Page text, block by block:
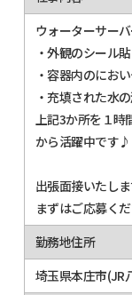
ウォーターサー
・外観のシール
・容器内のにお
・充填された水
上記3か所を１
から活躍中です♪
出張面接いたし
まずはご応募くだ
勤務地住所
埼玉県本庄市